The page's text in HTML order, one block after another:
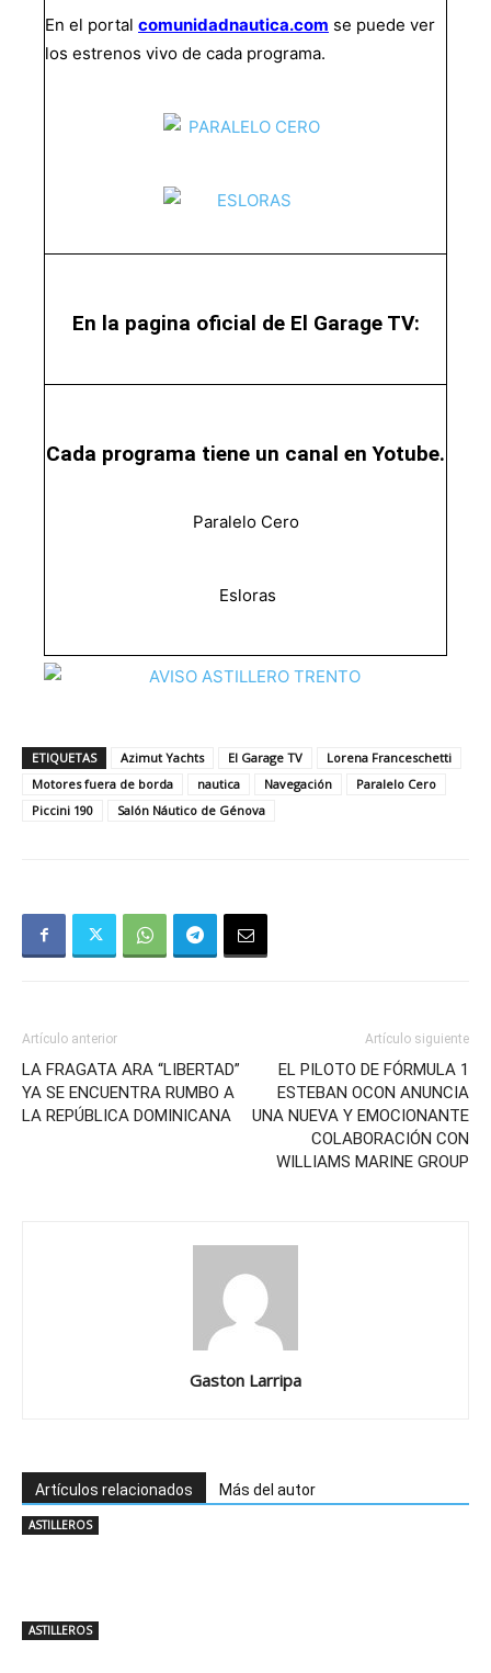
En el portal comunidadnautica.com se puede ver
los estrenos vivo de cada programa.
En la pagina oficial de El Garage TV:
Cada programa tiene un canal en Yotube.
Paralelo Cero
Esloras
ETIQUETAS Azimut Yachts El Garage TV
Lorena Franceschetti
Motores fuera de borda
nautica Navegación
Paralelo Cero
Piccini 190
Salón Náutico de Génova
Artículo anterior
LA FRAGATA ARA “LIBERTAD”
YA SE ENCUENTRA RUMBO A
LA REPÚBLICA DOMINICANA
Artículo siguiente
EL PILOTO DE FÓRMULA 1
ESTEBAN OCON ANUNCIA
UNA NUEVA Y EMOCIONANTE
COLABORACIÓN CON
WILLIAMS MARINE GROUP
Gaston Larripa
Artículos relacionados Más del autor
ASTILLEROS
ASTILLEROS